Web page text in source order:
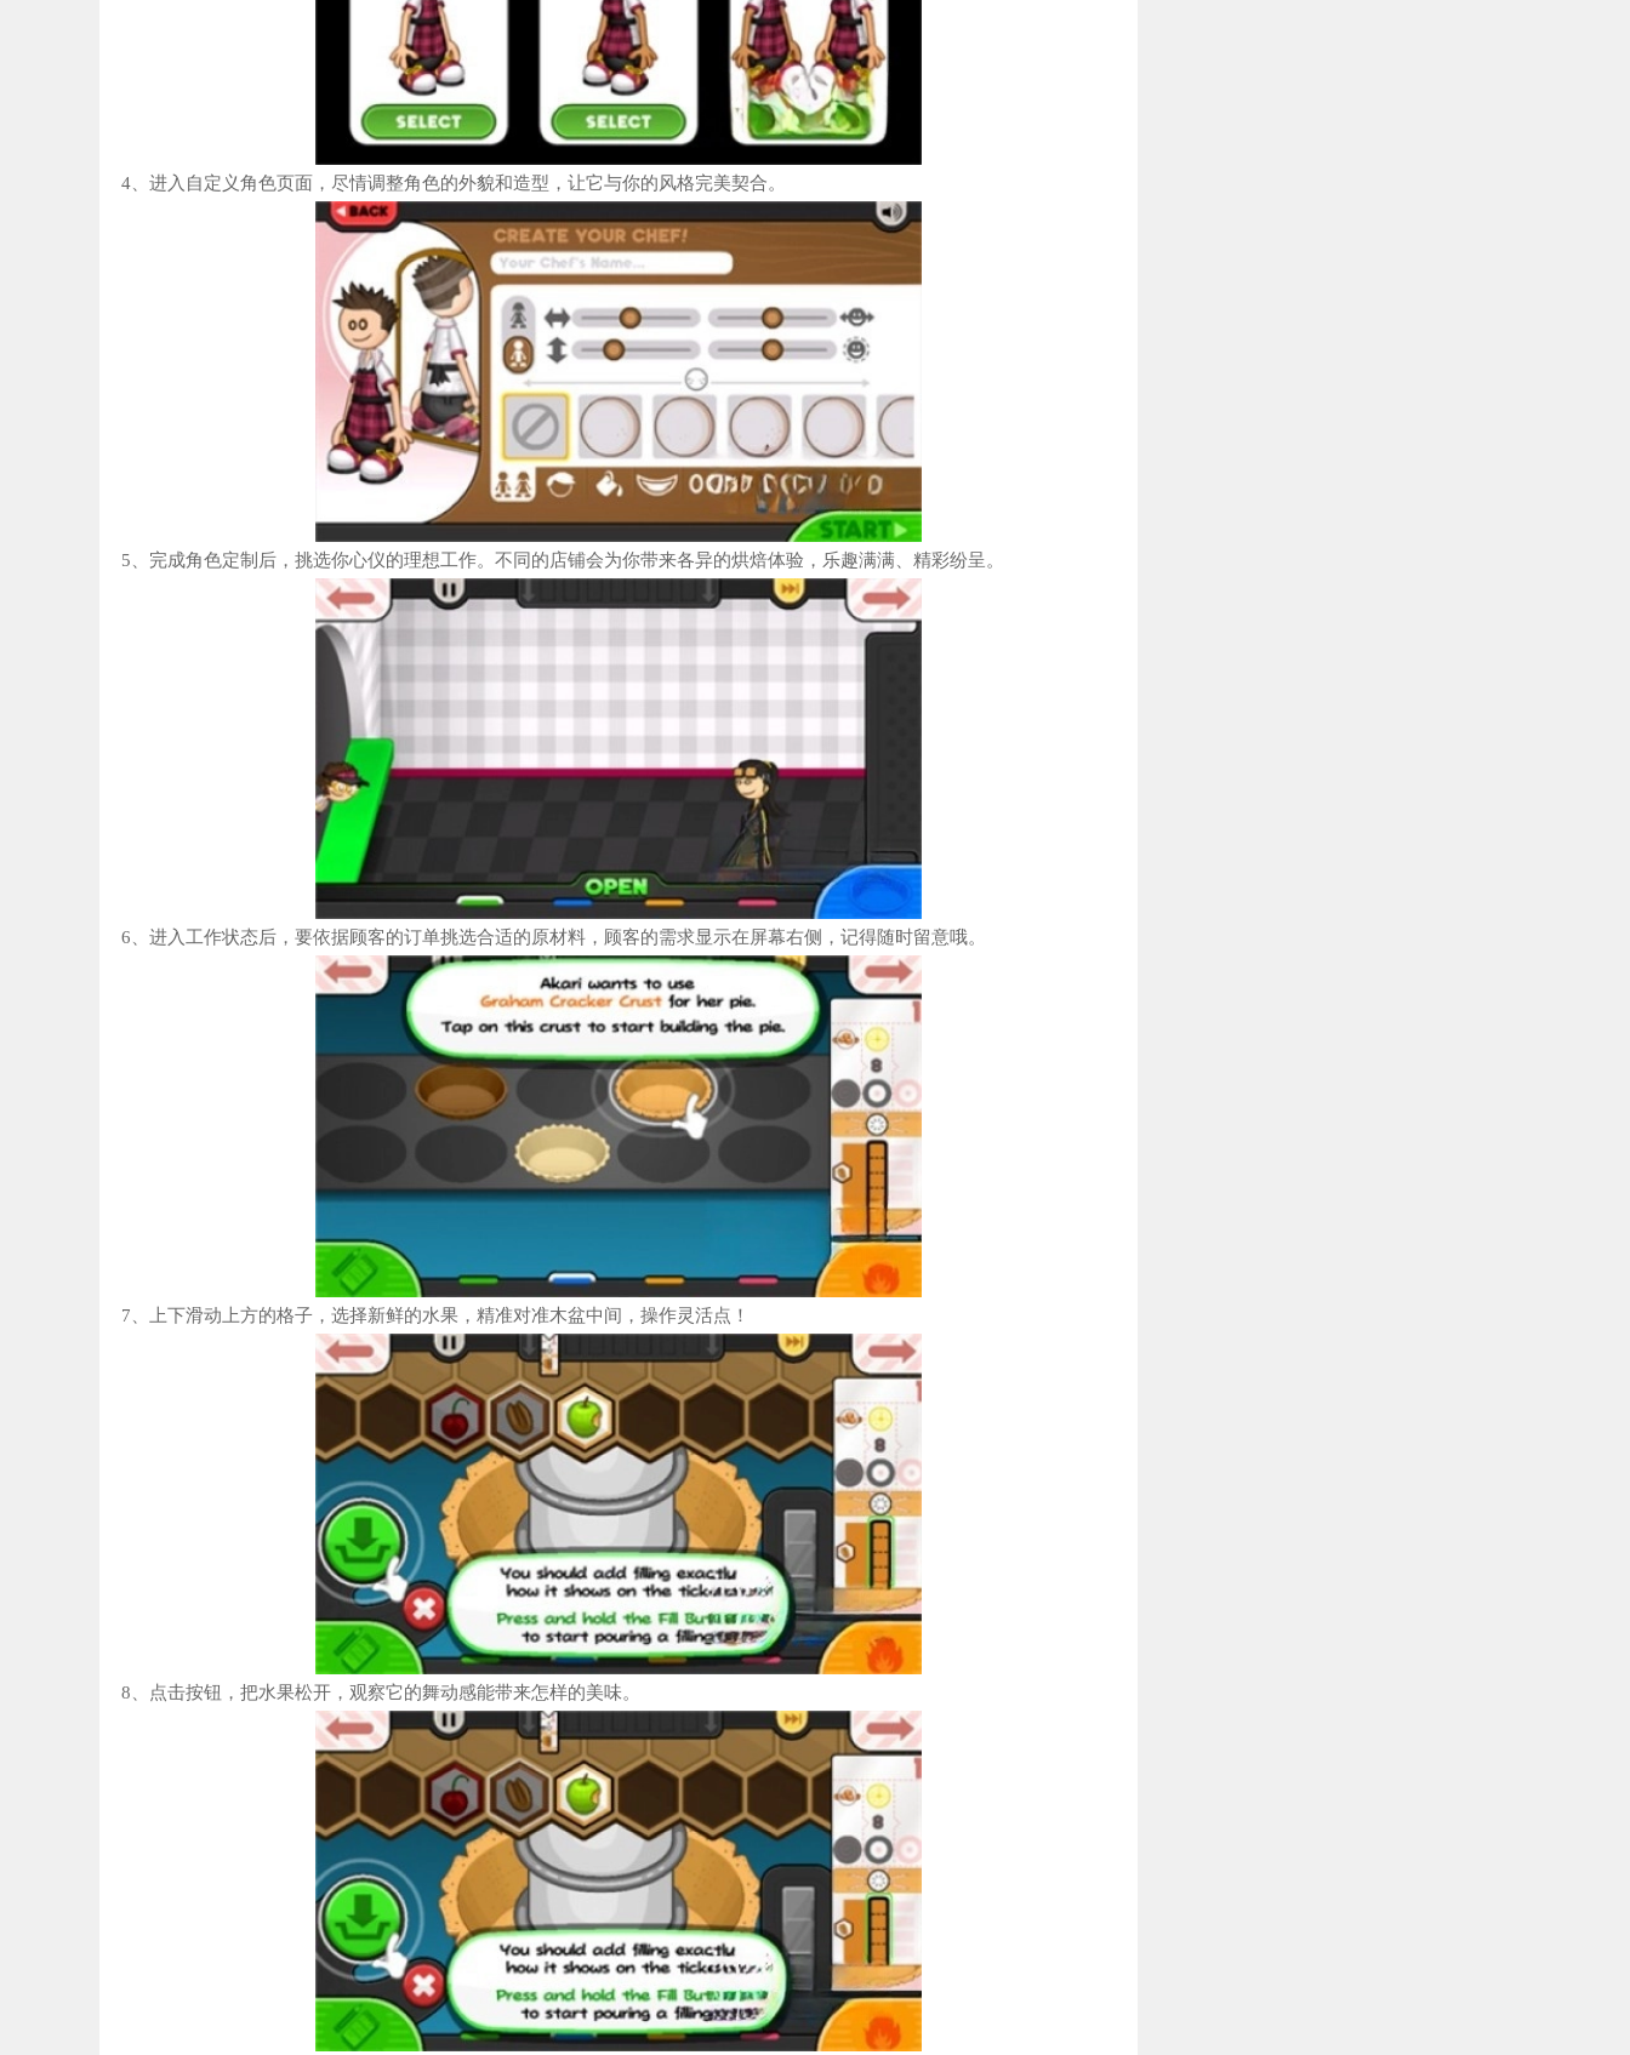
4、进入自定义角色页面，尽情调整角色的外貌和造型，让它与你的风格完美契合。
5、完成角色定制后，挑选你心仪的理想工作。不同的店铺会为你带来各异的烘焙体验，乐趣满满、精彩纷呈。
6、进入工作状态后，要依据顾客的订单挑选合适的原材料，顾客的需求显示在屏幕右侧，记得随时留意哦。
7、上下滑动上方的格子，选择新鲜的水果，精准对准木盆中间，操作灵活点！
8、点击按钮，把水果松开，观察它的舞动感能带来怎样的美味。